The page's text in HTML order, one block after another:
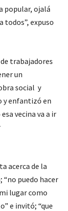
popular, ojalá
todos”, expuso
trabajadores
un
social y
y enfantizó en
vecina va a ir
acerca de la
“no puedo hacer
lugar como
e invitó; “que